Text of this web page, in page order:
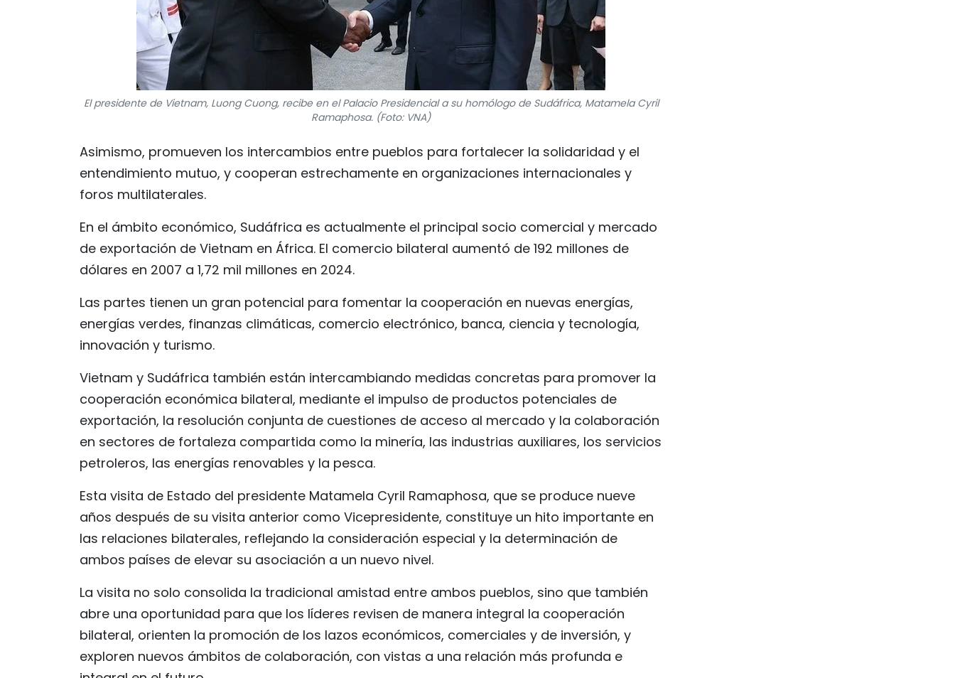
El presidente de Vietnam, Luong Cuong, recibe en el Palacio Presidencial a su homólogo de Sudáfrica, Matamela Cyril
Ramaphosa. (Foto: VNA)
Asimismo, promueven los intercambios entre pueblos para fortalecer la solidaridad y el
entendimiento mutuo, y cooperan estrechamente en organizaciones internacionales y
foros multilaterales.
En el ámbito económico, Sudáfrica es actualmente el principal socio comercial y mercado
de exportación de Vietnam en África. El comercio bilateral aumentó de 192 millones de
dólares en 2007 a 1,72 mil millones en 2024.
Las partes tienen un gran potencial para fomentar la cooperación en nuevas energías,
energías verdes, finanzas climáticas, comercio electrónico, banca, ciencia y tecnología,
innovación y turismo.
Vietnam y Sudáfrica también están intercambiando medidas concretas para promover la
cooperación económica bilateral, mediante el impulso de productos potenciales de
exportación, la resolución conjunta de cuestiones de acceso al mercado y la colaboración
en sectores de fortaleza compartida como la minería, las industrias auxiliares, los servicios
petroleros, las energías renovables y la pesca.
Esta visita de Estado del presidente Matamela Cyril Ramaphosa, que se produce nueve
años después de su visita anterior como Vicepresidente, constituye un hito importante en
las relaciones bilaterales, reflejando la consideración especial y la determinación de
ambos países de elevar su asociación a un nuevo nivel.
La visita no solo consolida la tradicional amistad entre ambos pueblos, sino que también
abre una oportunidad para que los líderes revisen de manera integral la cooperación
bilateral, orienten la promoción de los lazos económicos, comerciales y de inversión, y
exploren nuevos ámbitos de colaboración, con vistas a una relación más profunda e